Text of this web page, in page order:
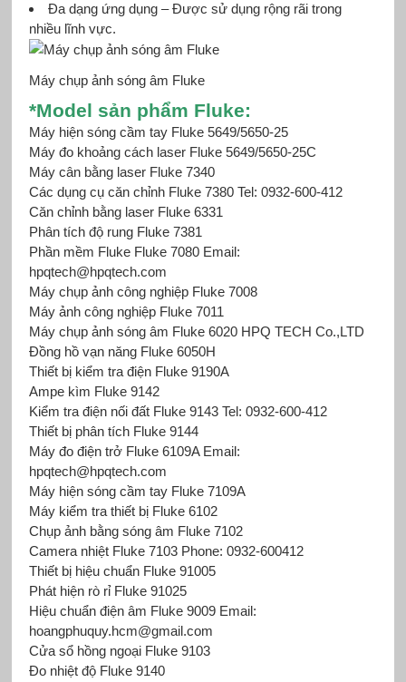
Đa dạng ứng dụng – Được sử dụng rộng rãi trong
nhiều lĩnh vực.
Máy chụp ảnh sóng âm Fluke
*Model sản phẩm Fluke:
Máy hiện sóng cầm tay Fluke5649/5650-25
Máy đo khoảng cách laser Fluke 5649/5650-25C
Máy cân bằng laser Fluke 7340
Các dụng cụ căn chỉnh Fluke 7380 Tel: 0932-600-412
Căn chỉnh bằng laser Fluke 6331
Phân tích độ rung Fluke 7381
Phần mềm Fluke Fluke 7080 Email:
hpqtech@hpqtech.com
Máy chụp ảnh công nghiệp Fluke 7008
Máy ảnh công nghiệp Fluke 7011
Máy chụp ảnh sóng âm Fluke 6020 HPQ TECH Co.,LTD
Đồng hồ vạn năng Fluke 6050H
Thiết bị kiểm tra điện Fluke 9190A
Ampe kìm Fluke 9142
Kiểm tra điện nối đất Fluke 9143 Tel: 0932-600-412
Thiết bị phân tích Fluke 9144
Máy đo điện trở Fluke 6109A Email:
hpqtech@hpqtech.com
Máy hiện sóng cầm tay Fluke 7109A
Máy kiểm tra thiết bị Fluke 6102
Chụp ảnh bằng sóng âm Fluke 7102
Camera nhiệt Fluke 7103 Phone: 0932-600412
Thiết bị hiệu chuẩn Fluke 91005
Phát hiện rò rỉ Fluke 91025
Hiệu chuẩn điện âm Fluke 9009 Email:
hoangphuquy.hcm@gmail.com
Cửa sổ hồng ngoại Fluke 9103
Đo nhiệt độ Fluke 9140